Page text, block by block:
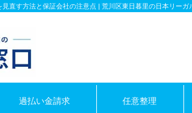
直す方法と保証会社の注意点 | 荒川区東日暮里の日本リーガ
過払い金請求 任意整理